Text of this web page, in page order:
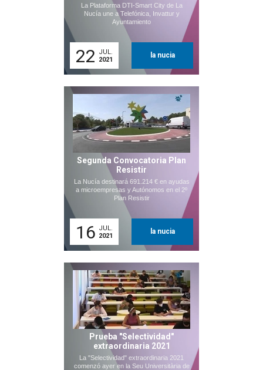
La Plataforma DTI-Smart City de La
Nucía une a Telefónica, Invattur y
Ayuntamiento
22
JUL.
2021
la nucia
Segunda Convocatoria Plan
Resistir
La Nucía destinará 691.214 € en ayudas
a microempresas y Autónomos en el 2º
Plan Resistir
16 JUL.
2021
la nucia
Prueba "Selectividad"
extraordinaria 2021
La "Selectividad" extraordinaria 2021
comenzó ayer en la Seu Universitària de